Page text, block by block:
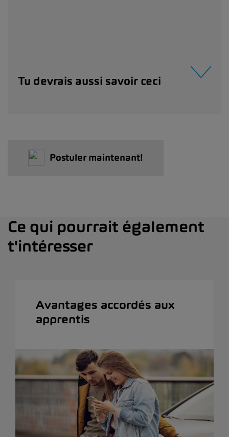
Tu devrais aussi savoir ceci
Postuler maintenant!
Ce qui pourrait également
t'intéresser
Avantages accordés aux
apprentis